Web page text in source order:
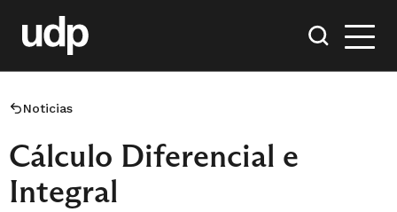
Noticias
Cálculo Diferencial e
Integral